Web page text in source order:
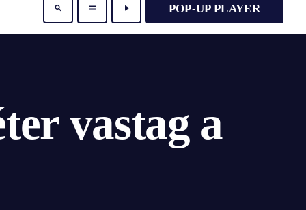
search menu play_arrow POP-UP PLAYER
vastag a